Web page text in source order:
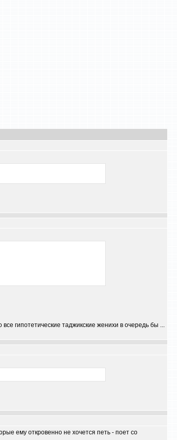
гипотетические таджикские женихи в очередь бы ...
ему откровенно не хочется петь - поет со